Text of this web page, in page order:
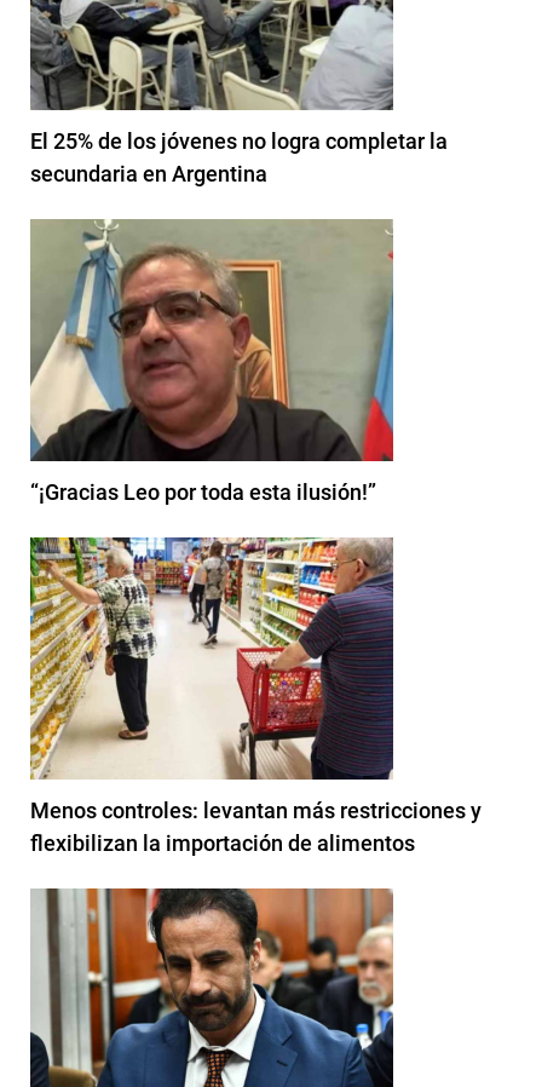
El 25% de los jóvenes no logra completar la
secundaria en Argentina
“¡Gracias Leo por toda esta ilusión!”
Menos controles: levantan más restricciones y
flexibilizan la importación de alimentos